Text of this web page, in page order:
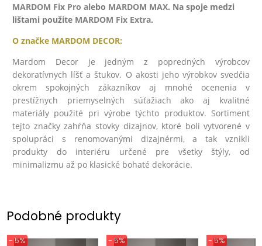
MARDOM Fix Pro alebo MARDOM MAX. Na spoje medzi
lištami použite MARDOM Fix Extra.
O značke MARDOM DECOR:
Mardom Decor je jedným z popredných výrobcov
dekoratívnych líšť a štukov. O akosti jeho výrobkov svedčia
okrem spokojných zákazníkov aj mnohé ocenenia v
prestížnych priemyselných súťažiach ako aj kvalitné
materiály použité pri výrobe týchto produktov. Sortiment
tejto značky zahŕňa stovky dizajnov, ktoré boli vytvorené v
spolupráci s renomovanými dizajnérmi, a tak vznikli
produkty do interiéru určené pre všetky štýly, od
minimalizmu až po klasické bohaté dekorácie.
Podobné produkty
- 5% - 5% - 5%